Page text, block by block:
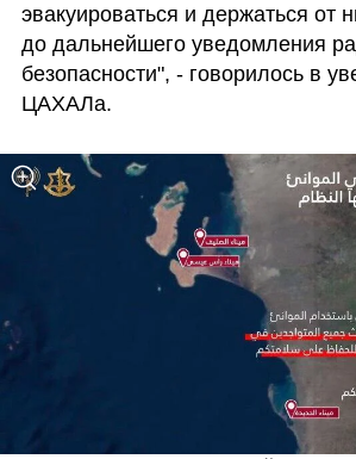
эвакуироваться и держаться от
до дальнейшего уведомления
безопасности", - говорилось в
ЦАХАЛа.